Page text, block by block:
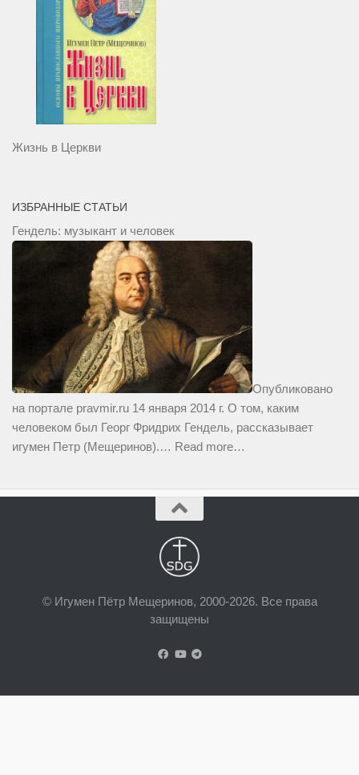
Жизнь в Церкви
ИЗБРАННЫЕ СТАТЬИ
Гендель: музыкант и человек
Опубликовано
на портале pravmir.ru 14 января 2014 г. О том, каким
человеком был Георг Фридрих Гендель, рассказывает
игумен Петр (Мещеринов).… Read more…
© Игумен Пётр Мещеринов, 2000-2026. Все права
защищены